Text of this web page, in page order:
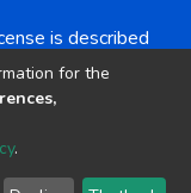
is described
2026 LYRASIS
for the
.